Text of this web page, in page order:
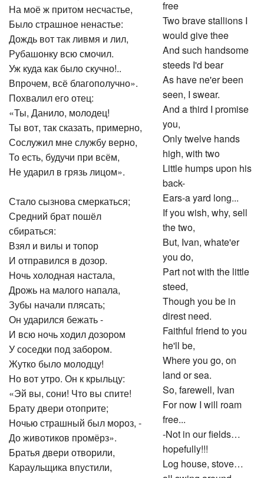
На моё ж притом несчастье,
Было страшное ненастье:
Дождь вот так ливмя и лил,
Рубашонку всю смочил.
Уж куда как было скучно!..
Впрочем, всё благополучно».
Похвалил его отец:
«Ты, Данило, молодец!
Ты вот, так сказать, примерно,
Сослужил мне службу верно,
То есть, будучи при всём,
Не ударил в грязь лицом».
Стало сызнова смеркаться;
Средний брат пошёл
сбираться:
Взял и вилы и топор
И отправился в дозор.
Ночь холодная настала,
Дрожь на малого напала,
Зубы начали плясать;
Он ударился бежать -
И всю ночь ходил дозором
У соседки под забором.
Жутко было молодцу!
Но вот утро. Он к крыльцу:
«Эй вы, сони! Что вы спите!
Брату двери отоприте;
Ночью страшный был мороз, -
До животиков промёрз».
Братья двери отворили,
Караульщика впустили,
free
Two brave stallions I
would give thee
And such handsome
steeds I'd bear
As have ne'er been
seen, I swear.
And a third I promise
you,
Only twelve hands
high, with two
Little humps upon his
back-
Ears-a yard long...
If you wish, why, sell
the two,
But, Ivan, whate'er
you do,
Part not with the little
steed,
Though you be in
direst need.
Faithful friend to you
he'll be,
Where you go, on
land or sea.
So, farewell, Ivan
For now I will roam
free...
-Not in our fields…
hopefully!!!
Log house, stove…